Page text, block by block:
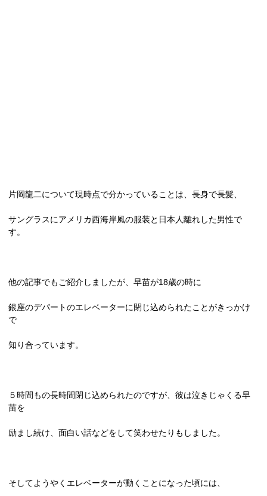
片岡龍二について現時点で分かっていることは、長身で長髪、
サングラスにアメリカ西海岸風の服装と日本人離れした男性で
す。
他の記事でもご紹介しましたが、早苗が18歳の時に
銀座のデパートのエレベーターに閉じ込められたことがきっかけ
で
知り合っています。
５時間もの長時間閉じ込められたのですが、彼は泣きじゃくる早
苗を
励まし続け、面白い話などをして笑わせたりもしました。
そしてようやくエレベーターが動くことになった頃には、